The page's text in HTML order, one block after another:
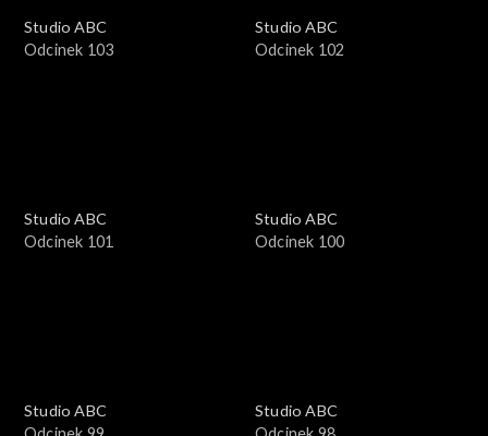
Studio ABC
Odcinek 103
Studio ABC
Odcinek 102
Studio ABC
Odcinek 101
Studio ABC
Odcinek 100
Studio ABC
Studio ABC